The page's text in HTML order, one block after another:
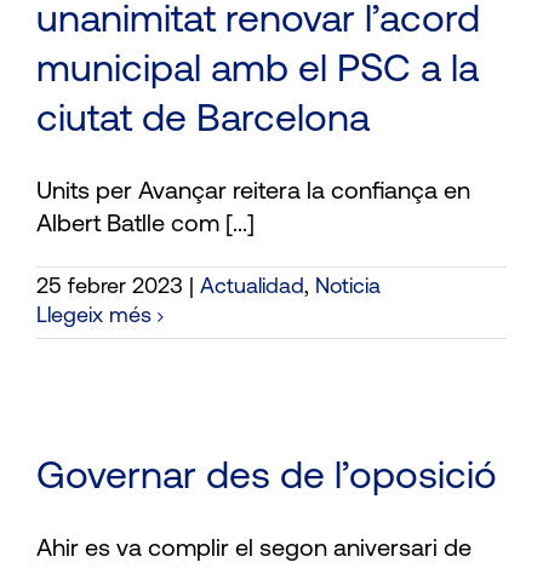
unanimitat renovar l’acord
municipal amb el PSC a la
ciutat de Barcelona
Units per Avançar reitera la confiança en
Albert Batlle com [...]
25 febrer 2023 Actualidad, Noticia
Llegeix més
Governar des de l’oposició
Ahir es va complir el segon aniversari de